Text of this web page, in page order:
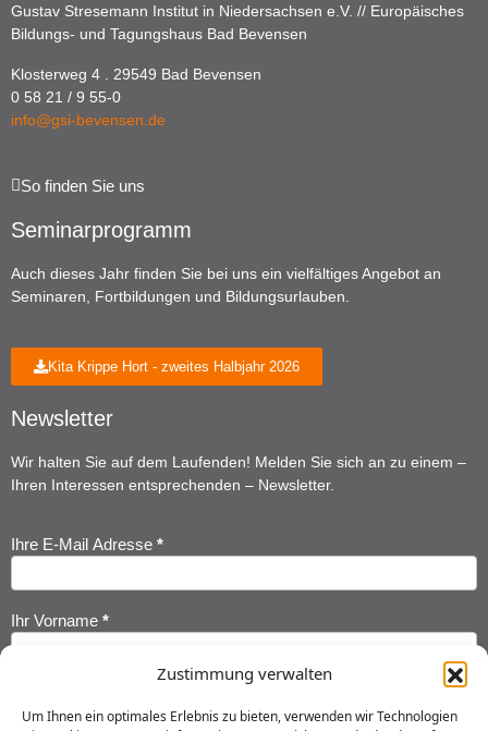
Zustimmung verwalten
Um Ihnen ein optimales Erlebnis zu bieten, verwenden wir Technologien
Gustav Stresemann Institut in Niedersachsen e.V. // Europäisches
Bildungs- und Tagungshaus Bad Bevensen
Klosterweg 4 . 29549 Bad Bevensen
0 58 21 / 9 55-0
info@gsi-bevensen.de
So finden Sie uns
Seminarprogramm
Auch dieses Jahr finden Sie bei uns ein vielfältiges Angebot an
Seminaren, Fortbildungen und Bildungsurlauben.
Kita Krippe Hort - zweites Halbjahr 2026
Newsletter
Wir halten Sie auf dem Laufenden! Melden Sie sich an zu einem –
Ihren Interessen entsprechenden – Newsletter.
Newsletter
Anmeldung
Ihre E-Mail Adresse *
Ihr Vorname *